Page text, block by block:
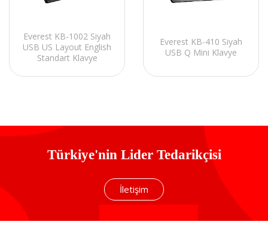
Everest KB-1002 Siyah
USB US Layout English
Standart Klavye
Everest KB-410 Siyah
USB Q Mini Klavye
Türkiye'nin Lider Tedarikçisi
İletişim